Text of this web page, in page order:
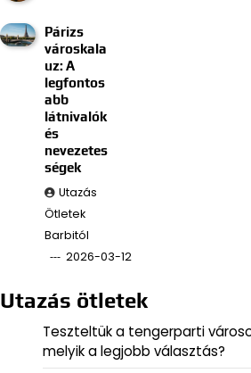
Párizs
városkala
uz: A
legfontos
abb
látnivalók
és
nevezetes
ségek
Utazás
Ötletek
Barbitól
2026-03-12
Utazás ötletek
Teszteltük a tengerparti
melyik a legjobb választás?